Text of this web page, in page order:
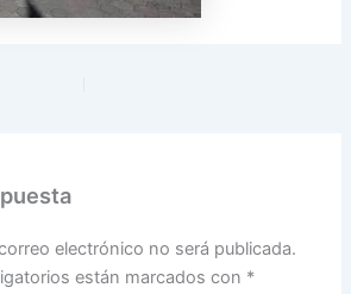
electrónico no será publicada.
están marcados con *